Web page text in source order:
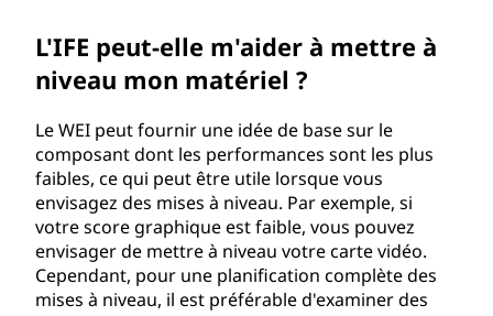
L'IFE peut-elle m'aider à mettre à
niveau mon matériel ?
Le WEI peut fournir une idée de base sur le
composant dont les performances sont les plus
faibles, ce qui peut être utile lorsque vous
envisagez des mises à niveau. Par exemple, si
votre score graphique est faible, vous pouvez
envisager de mettre à niveau votre carte vidéo.
Cependant, pour une planification complète des
mises à niveau, il est préférable d'examiner des